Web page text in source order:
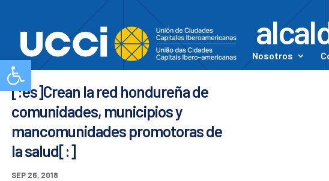
Abrir barra de herramientas Nosotros
[:es]Crean la red hondureña de
comunidades, municipios y
mancomunidades promotoras de
la salud[:]
SEP 26, 2018